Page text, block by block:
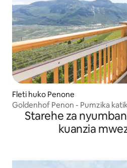
Fleti huko Penone
Goldenhof Penon - Pumzika
maoniStarehe za
kuanzia